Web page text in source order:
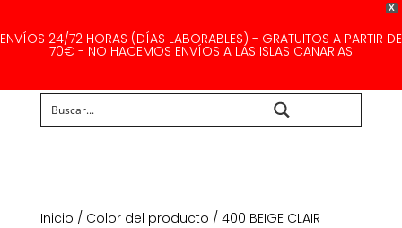
X
ENVÍOS 24/72 HORAS (DÍAS LABORABLES) - GRATUITOS A PARTIR DE
70€ - NO HACEMOS ENVÍOS A LAS ISLAS CANARIAS
Inicio / Color del producto / 400 BEIGE CLAIR